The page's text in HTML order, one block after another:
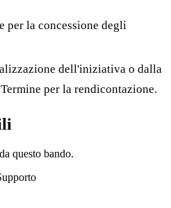
per la concessione degli
dell'iniziativa o dalla
per la rendicontazione.
questo bando.